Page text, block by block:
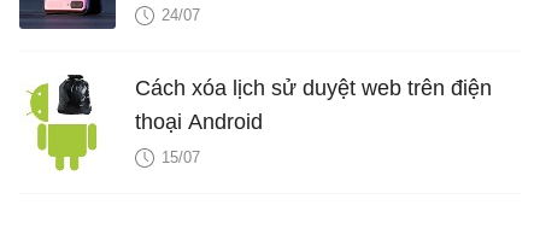
24/07
Cách xóa lịch sử duyệt web trên điện
thoại Android
15/07